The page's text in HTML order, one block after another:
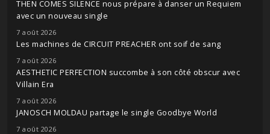
THEN COMES SILENCE nous prépare à danser un Requiem
avec un nouveau single
7 août 2026
Les machines de CIRCUIT PREACHER ont soif de sang
7 août 2026
AESTHETIC PERFECTION succombe à son côté obscur avec
Villain Era
7 août 2026
JANOSCH MOLDAU partage le single Goodbye World
7 août 2026